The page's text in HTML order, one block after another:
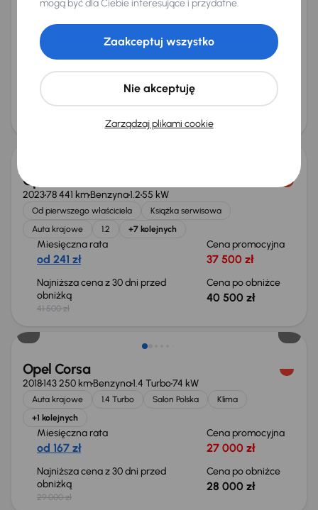
Auta krajowe
+5 kolejnych
od 286 zł
Cena
Taniej o 1 000 zł
Opel Corsa
202378 441 kmBenzyna1.255 kW
Od pierwszego właściciela
Książka serwisowa
Auta krajowe
1.2 +7 kolejnych
Miesięczna rata
od 241 zł
Cena promocyjna
37 500 zł
Najniższa cena z 30 dni przed
obniżką
41 500 zł
Cena po obniżce
40 500 zł
Taniej o 1 000 zł
Opel Corsa
2018143 250 kmBenzyna1.4 Turbo74 kW
Auta krajowe 1.4 Turbo Salon Polska
Klima
+1 kolejnych
Miesięczna rata
od 167 zł
Cena promocyjna
27 000 zł
Najniższa cena z 30 dni przed
obniżką
29 000 zł
Cena po obniżce
28 000 zł
Taniej o 500 zł
mogą być dla Ciebie interesujące i przydatne.
Zarządzaj plikami cookie
Nie akceptuję
Zaakceptuj wszystko